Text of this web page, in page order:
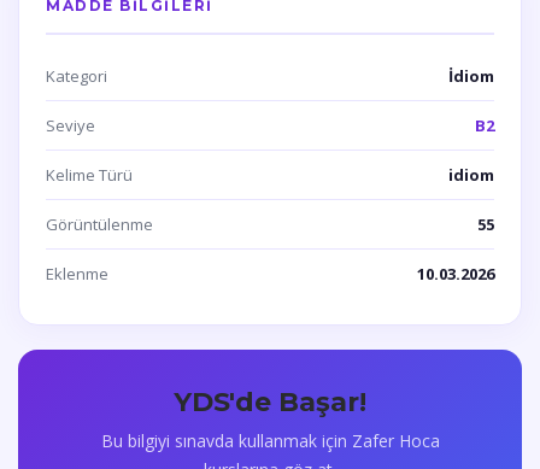
MADDE BILGILERI
Kategori İdiom
Seviye B2
Kelime Türü idiom
Görüntülenme 55
Eklenme 10.03.2026
YDS'de Başar!
Bu bilgiyi sınavda kullanmak için Zafer Hoca